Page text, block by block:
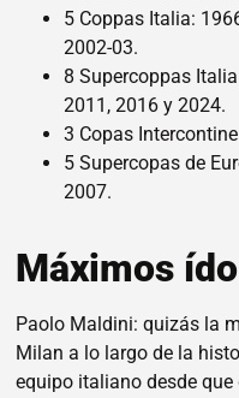
5 Coppas Italia:
2002-03.
8 Supercoppas
2011, 2016 y 2024.
3 Copas
5 Supercopas de
2007.
Máximos
Paolo Maldini: quizás la
Milan a lo largo de la
equipo italiano desde